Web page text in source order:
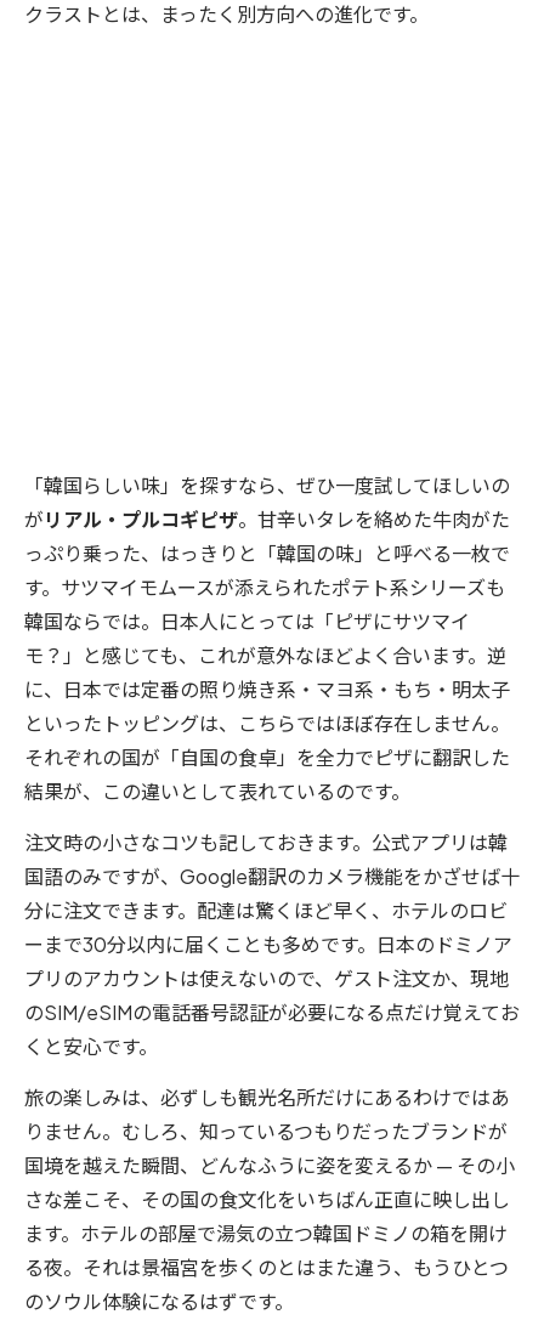
クラストとは、まったく別方向への進化です。
「韓国らしい味」を探すなら、ぜひ一度試してほしいの
がリアル・プルコギピザ。甘辛いタレを絡めた牛肉がた
っぷり乗った、はっきりと「韓国の味」と呼べる一枚で
す。サツマイモムースが添えられたポテト系シリーズも
韓国ならでは。日本人にとっては「ピザにサツマイ
モ？」と感じても、これが意外なほどよく合います。逆
に、日本では定番の照り焼き系・マヨ系・もち・明太子
といったトッピングは、こちらではほぼ存在しません。
それぞれの国が「自国の食卓」を全力でピザに翻訳した
結果が、この違いとして表れているのです。
注文時の小さなコツも記しておきます。公式アプリは韓
国語のみですが、Google翻訳のカメラ機能をかざせば十
分に注文できます。配達は驚くほど早く、ホテルのロビ
ーまで30分以内に届くことも多めです。日本のドミノア
プリのアカウントは使えないので、ゲスト注文か、現地
のSIM/eSIMの電話番号認証が必要になる点だけ覚えてお
くと安心です。
旅の楽しみは、必ずしも観光名所だけにあるわけではあ
りません。むしろ、知っているつもりだったブランドが
国境を越えた瞬間、どんなふうに姿を変えるか — その小
さな差こそ、その国の食文化をいちばん正直に映し出し
ます。ホテルの部屋で湯気の立つ韓国ドミノの箱を開け
る夜。それは景福宮を歩くのとはまた違う、もうひとつ
のソウル体験になるはずです。